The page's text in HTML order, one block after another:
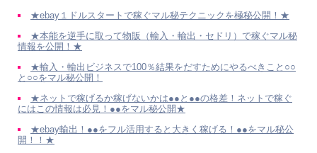
★ebay１ドルスタートで稼ぐマル秘テクニックを極秘公開！★
★本能を逆手に取って物販（輸入・輸出・セドリ）で稼ぐマル秘
情報を公開！★
★輸入・輸出ビジネスで100％結果をだすためにやるべきこと○○
と○○をマル秘公開！
★ネットで稼げるか稼げないかは●●と●●の格差！ネットで稼ぐ
にはこの情報は必見！●●をマル秘公開★
★ebay輸出！●●をフル活用すると大きく稼げる！●●をマル秘公
開！！★